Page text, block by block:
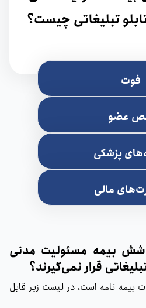
تبلیغاتی چیست؟
فوت
عضو
پزشکی
مالی
بیمه مسئولیت مدنی
قرار‌ نمی‌گیرند؟
بیمه نامه است، در لیست زیر قابل